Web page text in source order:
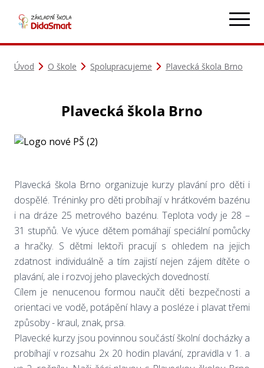
Úvod O škole Spolupracujeme Plavecká škola Brno
Plavecká škola Brno
Plavecká škola Brno organizuje kurzy plavání pro děti i
dospělé. Tréninky pro děti probíhají v hrátkovém bazénu
i na dráze 25 metrového bazénu. Teplota vody je 28 –
31 stupňů. Ve výuce dětem pomáhají speciální pomůcky
a hračky. S dětmi lektoři pracují s ohledem na jejich
zdatnost individuálně a tím zajistí nejen zájem dítěte o
plavání, ale i rozvoj jeho plaveckých dovedností.
Cílem je nenucenou formou naučit děti bezpečnosti a
orientaci ve vodě, potápění hlavy a posléze i plavat třemi
způsoby - kraul, znak, prsa.
Plavecké kurzy jsou povinnou součástí školní docházky a
probíhají v rozsahu 2x 20 hodin plavání, zpravidla v 1. a